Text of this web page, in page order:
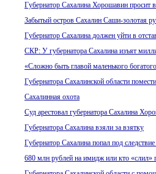
Губернатор Сахалина Хорошавин просит
Забытый остров Сахалин Саши-золотая
Губернатор Сахалина должен уйти в
СКР: У губернатора Сахалина изъят
«Сложно быть главой маленького
Губернатора Сахалинской области
Сахалинная охота
Суд арестовал губернатора Сахалина
Губернатора Сахалина взяли за взятку
Губернатор Сахалина попал под
680 млн рублей на имидж или кто «слил»